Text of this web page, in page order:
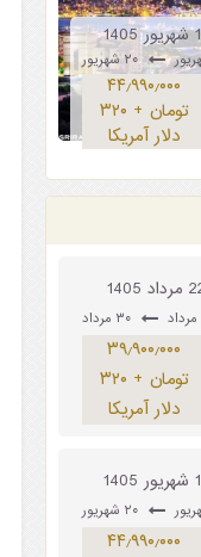
۲۰ شهریور
۴۴٫۹۹۰٫۰۰۰
تومان + ۳۲۰
دلار آمریکا
۳۹٫۹۰۰٫۰۰۰
تومان + ۳۲۰
دلار آمریکا
۴۴٫۹۹۰٫۰۰۰